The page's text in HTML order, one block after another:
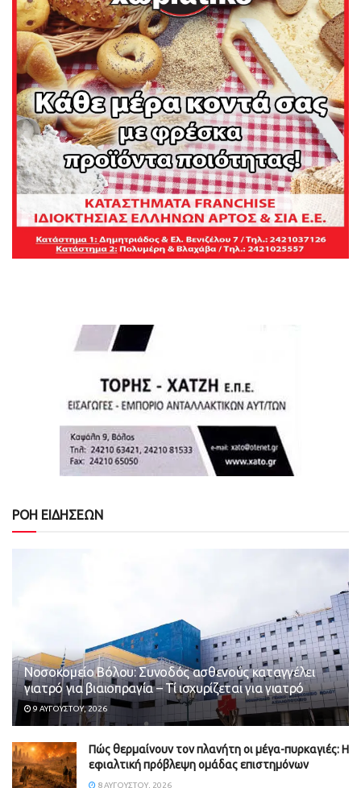
ΡΟΗ ΕΙΔΗΣΕΩΝ
Νοσοκομείο Βόλου: Συνοδός ασθενούς καταγγέλει
γιατρό για βιαιοπραγία – Τί ισχυρίζεται για γιατρό
9 ΑΥΓΟΎΣΤΟΥ, 2026
Πώς θερμαίνουν τον πλανήτη οι μέγα-πυρκαγιές: Η
εφιαλτική πρόβλεψη ομάδας επιστημόνων
8 ΑΥΓΟΎΣΤΟΥ, 2026